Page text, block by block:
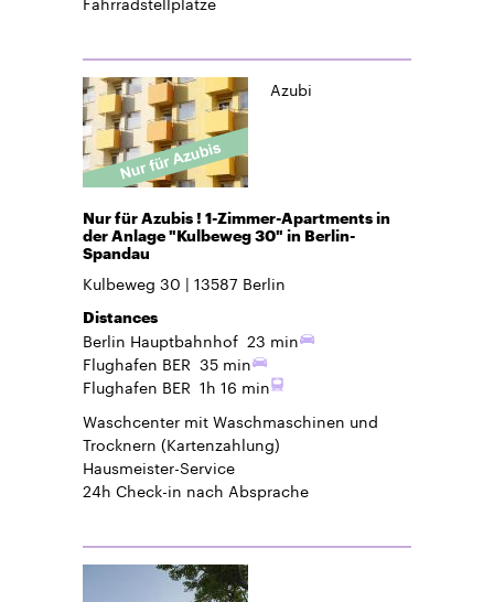
Azubi
Nur für Azubis ! 1-Zimmer-Apartments in
der Anlage "Kulbeweg 30" in Berlin-
Spandau
Kulbeweg 30 13587 Berlin
Distances
Berlin Hauptbahnhof 23 min
Flughafen BER 35 min
Flughafen BER 1h 16 min
Waschcenter mit Waschmaschinen und
Trocknern (Kartenzahlung)
Hausmeister-Service
24h Check-in nach Absprache